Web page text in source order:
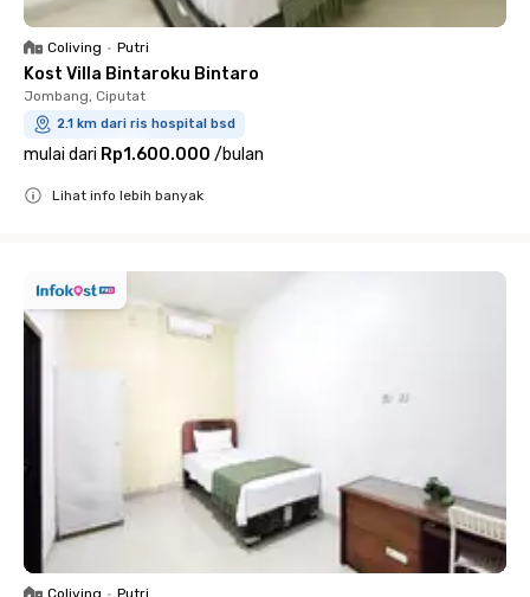
Coliving • Putri
Kost Villa Bintaroku Bintaro
Jombang, Ciputat
2.1 km dari ris hospital bsd
mulai dari Rp1.600.000 /bulan
Lihat info lebih banyak
Coliving • Putri